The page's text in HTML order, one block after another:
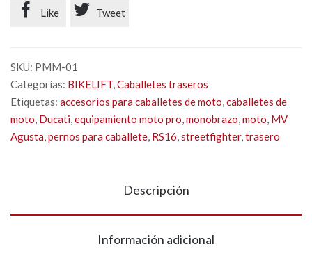
 Like  Tweet
SKU: PMM-01
Categorías: BIKELIFT,Caballetes traseros
Etiquetas: accesorios para caballetes de moto,caballetes de
moto, Ducati,equipamiento moto pro,monobrazo,moto, MV
Agusta,pernos para caballete, RS16,streetfighter,trasero
Descripción
Información adicional